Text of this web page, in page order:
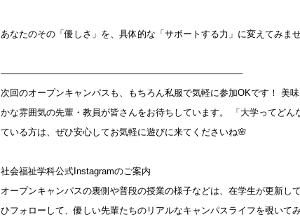
あなたのその「優しさ」を、具体的な「サポートする力」に変えてみま
——————————————————————————–
次回のオープンキャンパスも、もちろん私服で気軽に参加OKです！ 美
かな雰囲気の先輩・教員が皆さんをお待ちしています。 「大学ってど
ている方は、ぜひ安心してお気軽に遊びに来てくださいね🌸
社会福祉学科公式Instagramのご案内
オープンキャンパスの裏側や普段の授業の様子などは、在学生が更新し
ひフォローして、優しい先輩たちのリアルなキャンパスライフを覗いて